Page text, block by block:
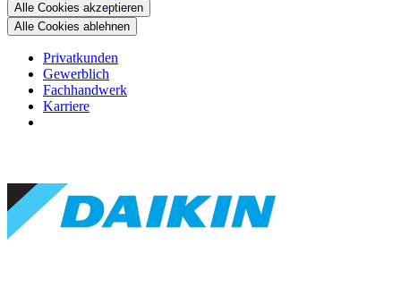
Alle Cookies akzeptieren
Alle Cookies ablehnen
Privatkunden
Gewerblich
Fachhandwerk
Karriere